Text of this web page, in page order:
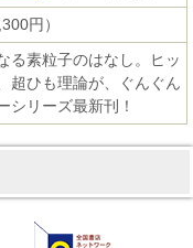
円）
る素粒子のはなし。ヒッ
超ひも理論が、ぐんぐん
シリーズ最新刊！